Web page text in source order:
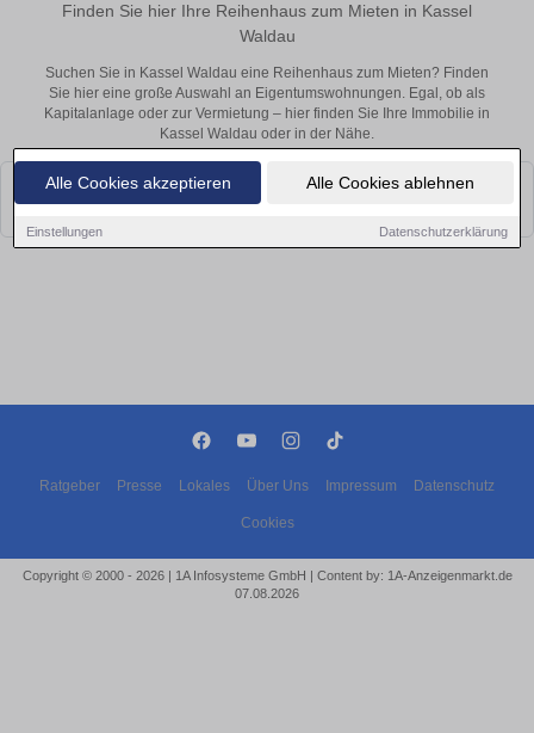
Alle Cookies akzeptieren Alle Cookies ablehnen
Einstellungen Datenschutzerklärung
Finden Sie hier Ihre Reihenhaus zum Mieten in Kassel
Waldau
Suchen Sie in Kassel Waldau eine Reihenhaus zum Mieten? Finden
Sie hier eine große Auswahl an Eigentumswohnungen. Egal, ob als
Kapitalanlage oder zur Vermietung – hier finden Sie Ihre Immobilie in
Kassel Waldau oder in der Nähe.
Leider konnten wir derzeit keine passenden Objekte finden. Schauen Sie
bald wieder vorbei!
Ratgeber Presse Lokales Über Uns Impressum Datenschutz
Cookies
Copyright © 2000 - 2026 | 1A Infosysteme GmbH | Content by: 1A-Anzeigenmarkt.de
07.08.2026